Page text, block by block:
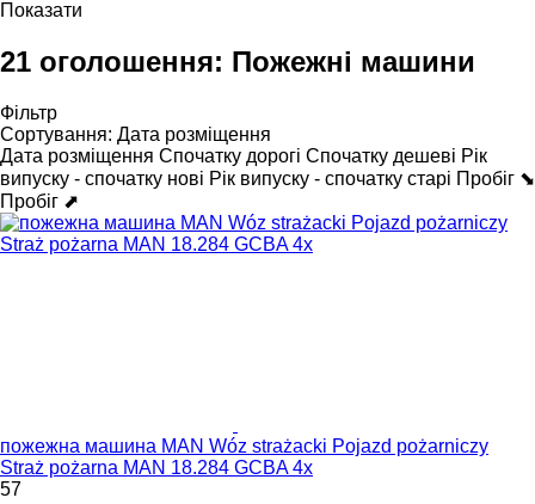
Показати
21 оголошення: Пожежні машини
Фільтр
Сортування: Дата розміщення
Дата розміщення Спочатку дорогі Спочатку дешеві Рік
випуску - спочатку нові Рік випуску - спочатку старі Пробіг ⬊
Пробіг ⬈
пожежна машина MAN Wóz strażacki Pojazd pożarniczy
Straż pożarna MAN 18.284 GCBA 4x
57